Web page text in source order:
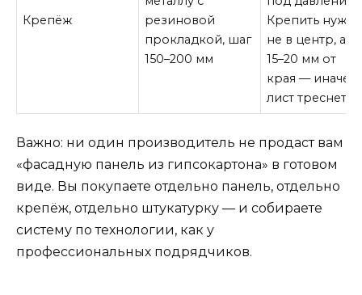
Крепёж
резиновой
прокладкой, шаг
150–200 мм
Крепить
не в центр, а
15–20 мм от
края — иначе
лист треснет.
Важно: ни один производитель не продаст вам
«фасадную панель из гипсокартона» в готовом
виде. Вы покупаете отдельно панель, отдельно
крепёж, отдельно штукатурку — и собираете
систему по технологии, как у
профессиональных подрядчиков.